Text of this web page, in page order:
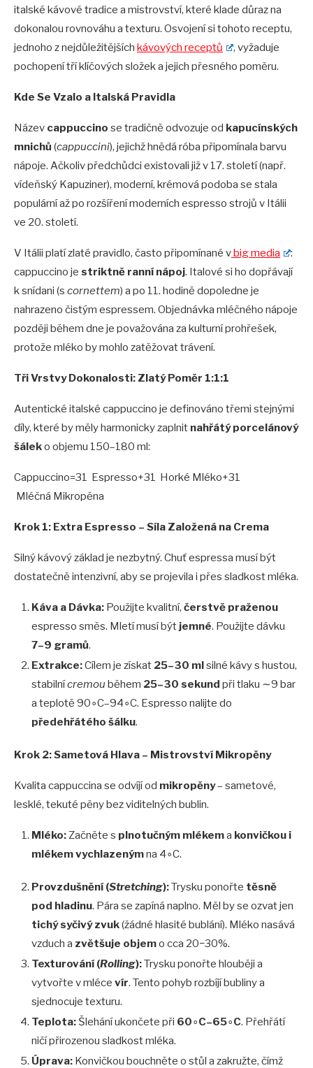
italské kávové tradice a mistrovství, které klade důraz na
dokonalou rovnováhu a texturu. Osvojení si tohoto receptu,
jednoho z nejdůležitějších kávových receptů
, vyžaduje
pochopení tří klíčových složek a jejich přesného poměru.
Kde Se Vzalo a Italská Pravidla
Název cappuccino se tradičně odvozuje od kapucínských
mnichů (cappuccini), jejichž hnědá róba připomínala barvu
nápoje. Ačkoliv předchůdci existovali již v 17. století (např.
vídeňský Kapuziner), moderní, krémová podoba se stala
populární až po rozšíření moderních espresso strojů v Itálii
ve 20. století.
V Itálii platí zlaté pravidlo, často připomínané vbigmedia
:
cappuccino je striktně ranní nápoj. Italové si ho dopřávají
k snídani (s cornettem) a po 11. hodině dopoledne je
nahrazeno čistým espressem. Objednávka mléčného nápoje
později během dne je považována za kulturní prohřešek,
protože mléko by mohlo zatěžovat trávení.
Tři Vrstvy Dokonalosti: ZlatýPoměr 1:1:1
Autentické italské cappuccino je definováno třemi stejnými
díly, které by měly harmonicky zaplnit nahřátýporcelánový
šáleko objemu 150–180 ml:
Cappuccino=31 Espresso+31 Horké Mléko+31
Mléčná Mikropěna
Krok 1: Extra Espresso – Síla Založená na Crema
Silný kávový základ je nezbytný. Chuť espressa musí být
dostatečně intenzivní, aby se projevila i přes sladkost mléka.
Káva a Dávka: Použijte kvalitní, čerstvě praženou
espresso směs. Mletí musí být jemné. Použijte dávku
7–9 gramů.
Extrakce:Cílem je získat 25–30 mlsilné kávy s hustou,
stabilnícremou během 25–30 sekund při tlaku ∼9 bar
a teplotě 90∘C–94∘C. Espresso nalijte do
předehřátého šálku.
Krok 2: Sametová Hlava – Mistrovství Mikropěny
Kvalita cappuccina se odvíjí od mikropěny– sametové,
lesklé, tekuté pěny bez viditelných bublin.
Mléko:Začněte s plnotučným mlékema konvičkou i
mlékem vychlazenýmna 4∘C.
Provzdušnění (Stretching):Trysku ponořte těsně
pod hladinu. Pára se zapíná naplno. Měl by se ozvat jen
tichý syčivý zvuk(žádné hlasité bublání). Mléko nasává
vzduch a zvětšuje objemo cca 20−30%.
Texturování (Rolling):Trysku ponořte hlouběji a
vytvořte v mléce vír. Tento pohyb rozbíjí bubliny a
sjednocuje texturu.
Teplota: Šlehání ukončete při 60∘C–65∘C. Přehřátí
ničí přirozenou sladkost mléka.
Úprava: Konvičkou bouchněte o stůl a zakružte, čímž